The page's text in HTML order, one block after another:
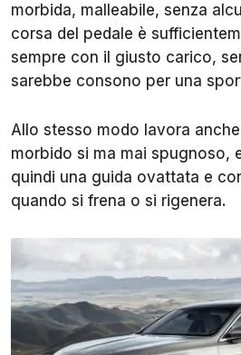
morbida, malleabile, senza
corsa del pedale è
sempre con il giusto carico,
sarebbe consono per una
Allo stesso modo lavora
morbido si ma mai spugnoso,
quindi una guida ovattata e
quando si frena o si rigenera.